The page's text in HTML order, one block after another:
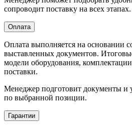
сопроводит поставку на всех этапах.
Оплата
Оплата выполняется на основании
выставленных документов.
модели оборудования,
поставки.
Менеджер подготовит документы и
по выбранной позиции.
Гарантии